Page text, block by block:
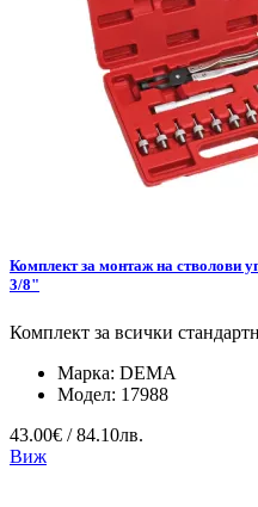
Комплект за монтаж на стволови
3/8"
Комплект за всички
Марка: DEMA
Модел: 17988
43.00€ / 84.10лв.
Виж